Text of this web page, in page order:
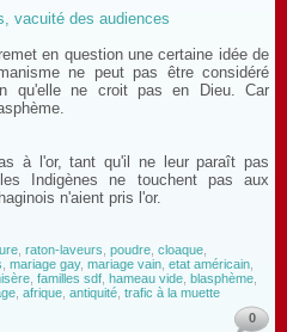
vacuité des audiences
en question une certaine idée de
ne peut pas être considéré
qu'elle ne croit pas en Dieu. Car
à l'or, tant qu'il ne leur paraît pas
Indigènes ne touchent pas aux
n'aient pris l'or.
raton-laveurs poudre cloaque
mariage gay, mariage vain etat américain
familles sdf hameau vide blasphème
afrique antiquité trafic à la muette
0